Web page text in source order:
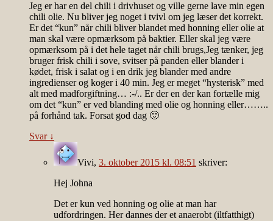
Jeg er har en del chili i drivhuset og ville gerne lave min egen
chili olie. Nu bliver jeg noget i tvivl om jeg læser det korrekt.
Er det “kun” når chili bliver blandet med honning eller olie at
man skal være opmærksom på baktier. Eller skal jeg være
opmærksom på i det hele taget når chili brugs,Jeg tænker, jeg
bruger frisk chili i sove, svitser på panden eller blander i
kødet, frisk i salat og i en drik jeg blander med andre
ingredienser og koger i 40 min. Jeg er meget “hysterisk” med
alt med madforgiftning… :-/.. Er der en der kan fortælle mig
om det “kun” er ved blanding med olie og honning eller……..
på forhånd tak. Forsat god dag 🙂
Svar ↓
Vivi, 3. oktober 2015 kl. 08:51 skriver:
Hej Johna
Det er kun ved honning og olie at man har
udfordringen. Her dannes der et anaerobt (iltfatthigt)